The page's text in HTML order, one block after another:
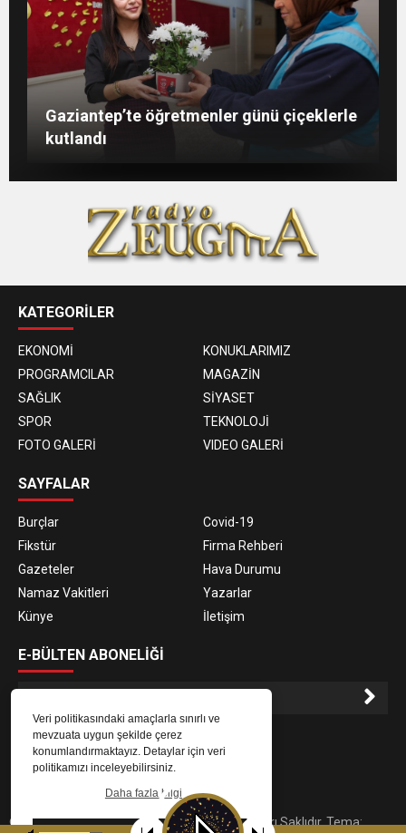
Veri politikasındaki amaçlarla sınırlı ve
mevzuata uygun şekilde çerez
konumlandırmaktayız. Detaylar için veri
politikamızı inceleyebilirsiniz.
Daha fazla bilgi
Konukoğlu: Türkiye ekonomisine 11 farklı
sektörde değer katıyoruz
Gaziantep’te öğretmenler günü çiçeklerle
kutlandı
GAÜN’de gri kod tatbikatı gerçeği
Şahin: “İstikbalimizi şekillendirecek olan
sizlersiniz”
KATEGORİLER
EKONOMİ
KONUKLARIMIZ
PROGRAMCILAR
MAGAZİN
SAĞLIK
SİYASET
SPOR
TEKNOLOJİ
FOTO GALERİ
VIDEO GALERİ
SAYFALAR
Burçlar
Covid-19
Fikstür
Firma Rehberi
Gazeteler
Hava Durumu
Namaz Vakitleri
Yazarlar
Künye
İletişim
E-BÜLTEN ABONELİĞİ
E-Bülten aboneliği ile haberlere daha hızlı erişin.
© 2023Gaziantep Radyo Zeugma. Tüm Hakları Saklıdır. Tema: